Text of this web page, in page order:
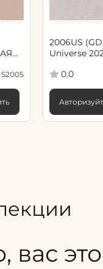
2006US
Universe
флиз)
0.0